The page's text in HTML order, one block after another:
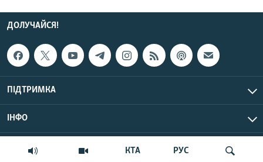
КТА РУС
ДОЛУЧАЙСЯ!
ПІДТРИМКА
ІНФО
© Крим.Реалії, 2026 | Усі права застережено.